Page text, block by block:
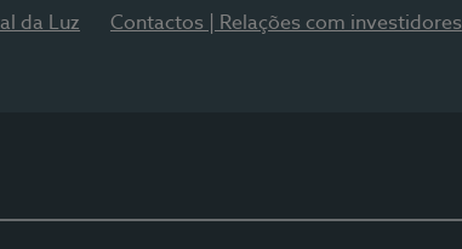
da Luz Contactos | Relações com investidores